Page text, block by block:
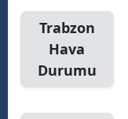
Trabzon
Hava
Durumu